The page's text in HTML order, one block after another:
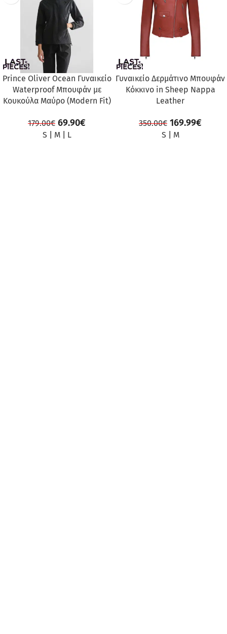
Prince Oliver Ocean Γυναικείο
Waterproof Μπουφάν με
Κουκούλα Μαύρο (Modern Fit)
179.00€ 69.90€
S M| L
Γυναικείο Δερμάτινο Μπουφάν
Κόκκινο in Sheep Nappa
Leather
350.00€ 169.99€
S M